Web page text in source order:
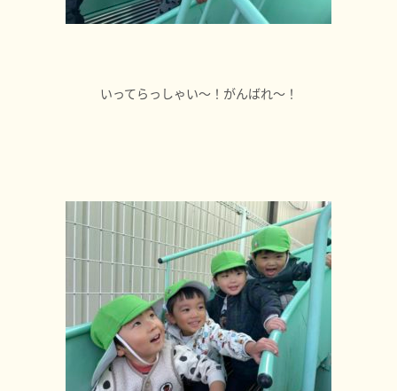
いってらっしゃい〜！がんばれ〜！